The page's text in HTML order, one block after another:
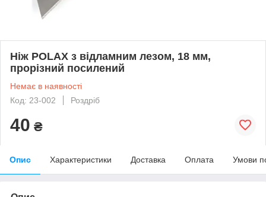
Ніж POLAX з відламним лезом, 18 мм,
прорізний посилений
Немає в наявності
Код: 23-002
Роздріб
40 ₴
Опис Характеристики Доставка Оплата Умови